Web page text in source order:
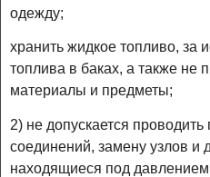
одежду;
хранить жидкое топливо, за
топлива в баках, а также не
материалы и предметы;
2) не допускается проводить
соединений, замену узлов и
находящиеся под